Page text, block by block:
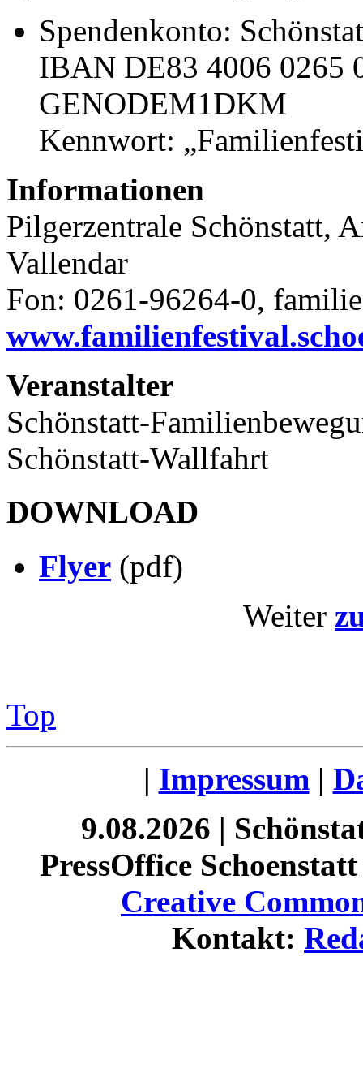
Spendenkonto:
IBAN DE83 4006 0265
GENODEM1DKM
Kennwort:
Informationen
Pilgerzentrale Schönstatt,
Vallendar
Fon: 0261-96264-0,
Veranstalter
Schönstatt-
Schönstatt-Wallfahrt
DOWNLOAD
Flyer (pdf)
Weiter
Top
| Impressum|
9.08.2026 |
PressOffice
Creative
Kontakt: